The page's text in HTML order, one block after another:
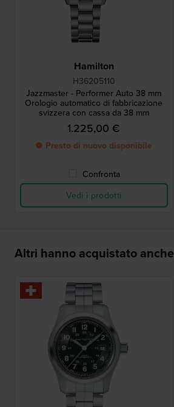
Hamilton
H36205110
Jazzmaster - Performer Auto 38 mm
Orologio automatico di fabbricazione
svizzera con cassa da 38 mm
1.225,00 €
● Presto di nuovo disponibile
Confronta
Vedi i prodotti
Altri hanno acquistato anche